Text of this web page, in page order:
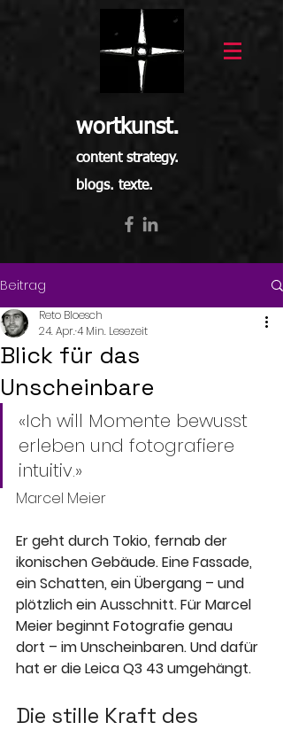
wortkunst.
content strategy.
blogs. texte.
Beitrag
Blick für das
Unscheinbare
Reto Bloesch
24. Apr.4 Min. Lesezeit
«Ich will Momente bewusst
erleben und fotografiere
intuitiv.»
Marcel Meier
Er geht durch Tokio, fernab der
ikonischen Gebäude. Eine Fassade,
ein Schatten, ein Übergang – und
plötzlich ein Ausschnitt. Für Marcel
Meier beginnt Fotografie genau
dort – im Unscheinbaren. Und dafür
hat er die Leica Q3 43 umgehängt.
Die stille Kraft des